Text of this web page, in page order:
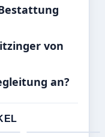
von
an?